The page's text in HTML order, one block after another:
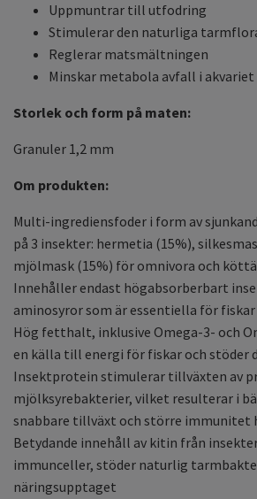
Uppmuntrar till utfodring
Stimulerar den naturliga
Reglerar matsmältningen
Minskar metabola avfall i akvariet
Storlek och form på maten:
Granuler 1,2 mm
Om produkten:
Multi-ingrediensfoder i form av
på 3 insekter: hermetia (15%),
mjölmask (15%) för omnivora och
Innehåller endast högabsorberbart
aminosyror som är essentiella för fiskar
Hög fetthalt, inklusive Omega-3- och
en källa till energi för fiskar och stöder
Insektprotein stimulerar tillväxten av
mjölksyrebakterier, vilket resulterar i
snabbare tillväxt och större immunitet
Betydande innehåll av kitin från
immunceller, stöder naturlig
näringsupptaget